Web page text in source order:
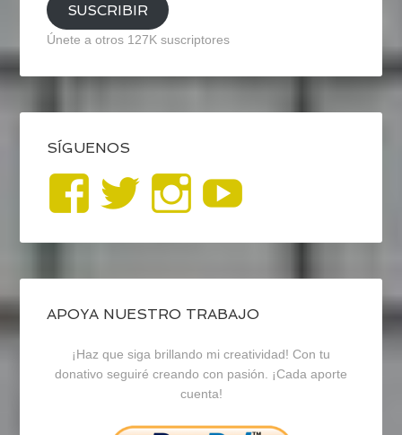
SUSCRIBIR
Únete a otros 127K suscriptores
SÍGUENOS
Ver
perfil
de
blogrecursosep
en
Facebook
Ver
perfil
de
recursosep
en
Twitter
Ver
perfil
de
recursosep
en
Instagram
APOYA NUESTRO TRABAJO
¡Haz que siga brillando mi creatividad! Con tu
donativo seguiré creando con pasión. ¡Cada aporte
cuenta!